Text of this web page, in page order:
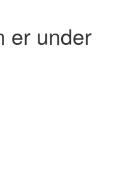
er under